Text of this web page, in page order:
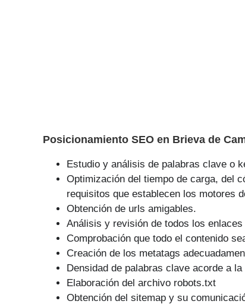
Posicionamiento SEO en Brieva de
Estudio y análisis de palabras clave o
Optimización del tiempo de carga, del
requisitos que establecen los motores
Obtención de urls amigables.
Análisis y revisión de todos los
Comprobación que todo el contenido
Creación de los metatags
Densidad de palabras clave acorde a la
Elaboración del archivo robots.txt
Obtención del sitemap y su